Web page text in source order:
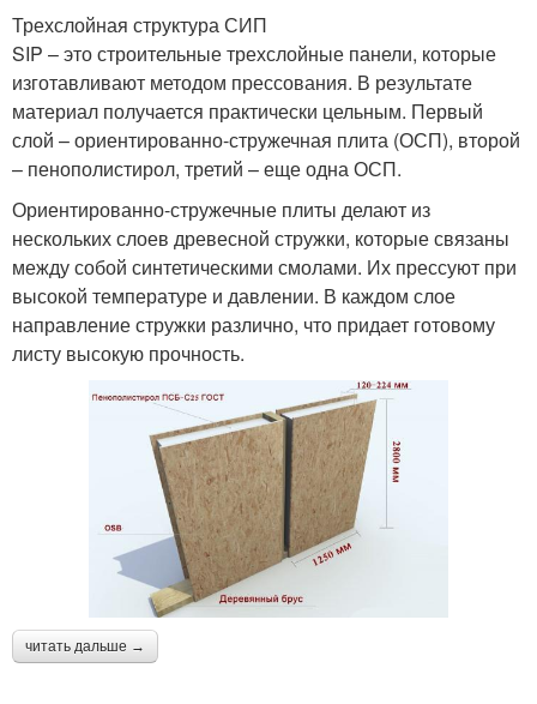
Дом для постоянного
проживания
Трехслойная структура СИП
SIP – это строительные трехслойные панели, которые
изготавливают методом прессования. В результате
материал получается практически цельным. Первый
слой – ориентированно-стружечная плита (ОСП), второй
– пенополистирол, третий – еще одна ОСП.
Ориентированно-стружечные плиты делают из
нескольких слоев древесной стружки, которые связаны
между собой синтетическими смолами. Их прессуют при
высокой температуре и давлении. В каждом слое
направление стружки различно, что придает готовому
листу высокую прочность.
читать дальше →